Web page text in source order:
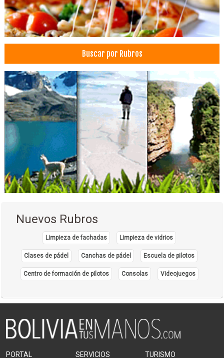
Almacenes
Almacenaje
Buscar por Rubros
Nuevos Rubros
Limpieza de fachadas Limpieza de vidrios
Clases de pádel Canchas de pádel Escuela de pilotos
Centro de formación de pilotos Consolas Videojuegos
PORTAL SERVICIOS TURISMO